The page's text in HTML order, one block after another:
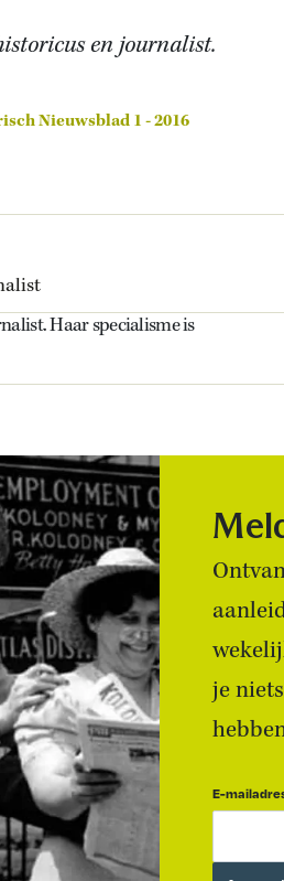
en journalist.
Nieuwsblad 1 - 2016
Haar specialisme is
je
E-